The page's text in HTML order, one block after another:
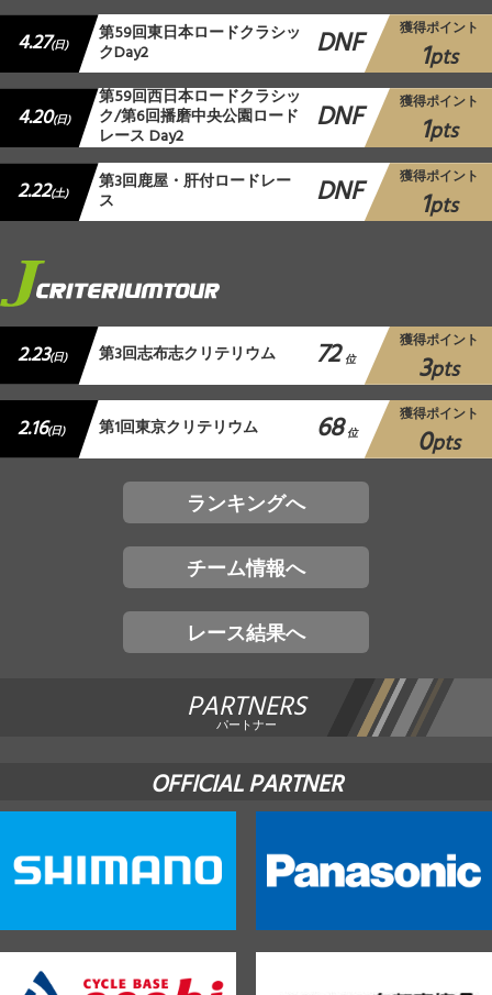
4.27(日) 第59回東日本ロードクラシッ
クDay2 DNF 獲得ポイント
1pts
4.20(日)
第59回西日本ロードクラシッ
ク/第6回播磨中央公園ロード
レース Day2 DNF 獲得ポイント
1pts
2.22(土) 第3回鹿屋・肝付ロードレー
ス DNF 獲得ポイント
1pts
2.23(日) 第3回志布志クリテリウム 72 位
獲得ポイント
3pts
2.16(日) 第1回東京クリテリウム 68 位
獲得ポイント
0pts
ランキングへ
チーム情報へ
レース結果へ
PARTNERS
パートナー
OFFICIAL PARTNER